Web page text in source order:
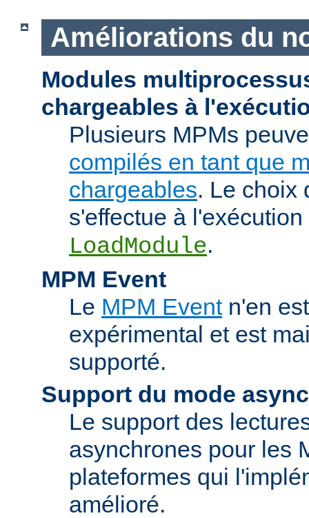
Améliorations du
Modules
chargeables à
Plusieurs MPMs
compilés en tant que
chargeables. Le choix
s'effectue à
LoadModule.
MPM Event
Le MPM Eventn'en
expérimental et est
supporté.
Support du mode
Le support des
asynchrones pour les
plateformes qui
amélioré.